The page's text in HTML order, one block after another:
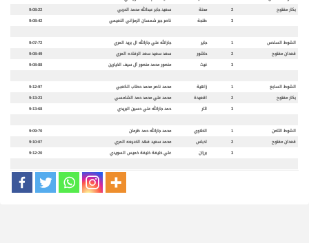
بكار مفتوح
2 محنة سعيد جابر عبدالله محمد الحربي
9:08:22
3
طنجة ناصر جبر شمسان الرمزاني النعيمي 9:08:42
الشوط السادس 1 جاير جارالله علي جارالله ال بريد المري
9:07:72
قعدان مفتوح
2 حاشور سعد سعيد سعد الرفاده المري
9:08:49
3
غيث منصور محمد منصور آل سيف الخيارين 9:08:88
الشوط السابع 1 زاهية محمد ناصر محمد حطاب الكعبي
9:12:97
بكار مفتوح
2 اقعيدة محمد علي محمد حمد الشامسي
9:13:23
3
اثار حمد جارالله علي حسين البريدي 9:13:68
الشوط الثامن 1 الخلاوي محمد جارالله حمد ظرمان
9:09:70
قعدان مفتوح
2 ادباس محمد سعيد فهد الخديعه المري
9:10:07
3
برزان علي خليفة خليفة خميس السويدي 9:12:20